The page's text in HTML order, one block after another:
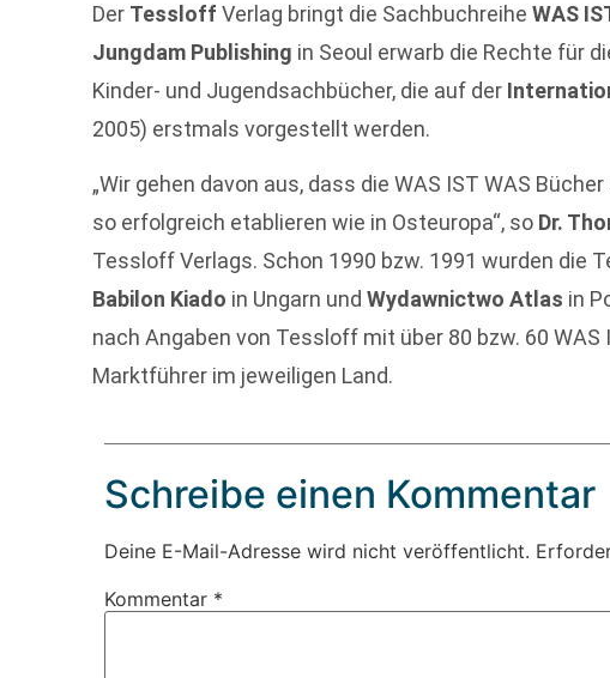
Der Tessloff Verlag bringt die SachbuchreiheWAS
Jungdam Publishing in Seoul erwarb die Rechte für
Kinder- und Jugendsachbücher, die auf der
2005) erstmals vorgestellt werden.
„Wir gehen davon aus, dass die WAS IST WAS
so erfolgreich etablieren wie in Osteuropa“, so Dr.
Tessloff Verlags. Schon 1990 bzw. 1991 wurden die
Babilon Kiado in Ungarn undWydawnictwo Atlas in
nach Angaben von Tessloff mit über 80 bzw. 60 WAS
Marktführer im jeweiligen Land.
Schreibe einen Kommentar
Deine E-Mail-Adresse wird nicht veröffentlicht.
Kommentar *